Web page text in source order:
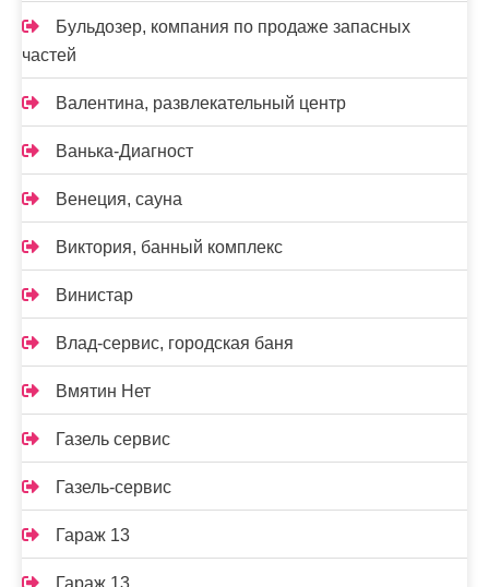
Бульдозер, компания по продаже запасных
частей
Валентина, развлекательный центр
Ванька-Диагност
Венеция, сауна
Виктория, банный комплекс
Винистар
Влад-сервис, городская баня
Вмятин Нет
Газель сервис
Газель-сервис
Гараж 13
Гараж 13